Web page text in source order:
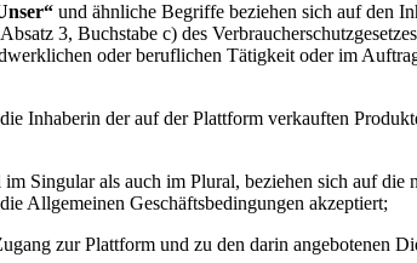
und ähnliche Begriffe beziehen sich auf den
3, Buchstabe c) des
oder beruflichen Tätigkeit oder im
Inhaberin der auf der Plattform verkauften
Singular als auch im Plural, beziehen sich auf die
Allgemeinen Geschäftsbedingungen akzeptiert;
zur Plattform und zu den darin angebotenen